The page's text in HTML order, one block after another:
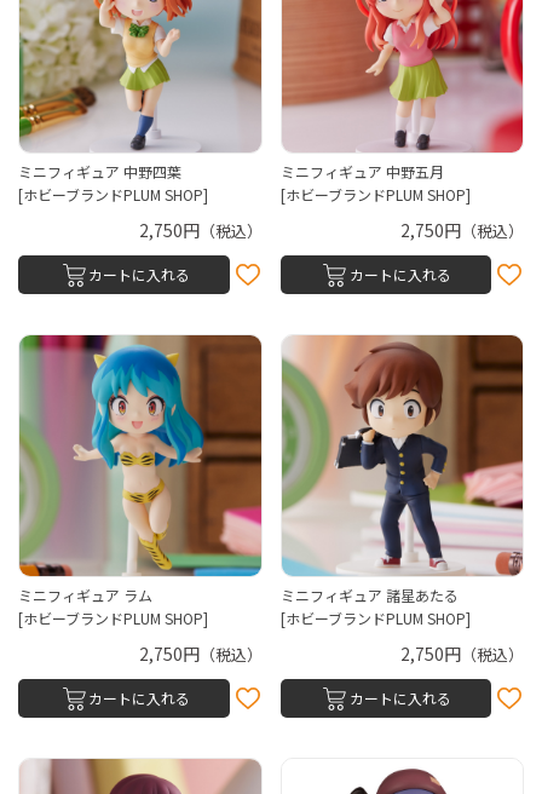
ミニフィギュア 中野四葉
[ホビーブランドPLUM SHOP]
2,750円（税込）
カートに入れる
ミニフィギュア 中野五月
[ホビーブランドPLUM SHOP]
2,750円 （税込）
カートに入れる
ミニフィギュア ラム
[ホビーブランドPLUM SHOP]
2,750円（税込）
カートに入れる
ミニフィギュア 諸星あたる
[ホビーブランドPLUM SHOP]
2,750円 （税込）
カートに入れる